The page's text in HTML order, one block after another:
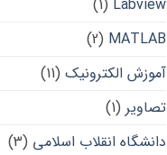
Labview
(1)
MATLAB
(2)
آموزش الکترونیک (11)
تصاویر (1)
دانشگاه انقلاب اسلامی (3)